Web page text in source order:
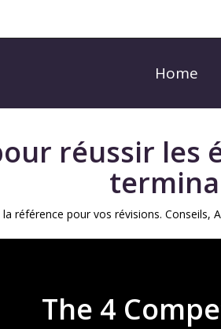
Home
réussir les
la référence pour vos révisions. Conseils,
The 4